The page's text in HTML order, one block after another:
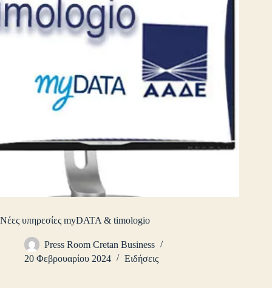
Νέες υπηρεσίες myDATA & timologio
Press Room Cretan Business
20 Φεβρουαρίου 2024
Ειδήσεις